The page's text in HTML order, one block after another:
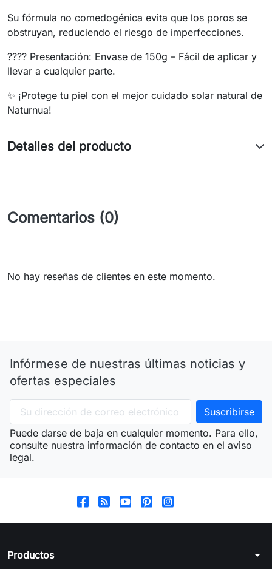
Su fórmula no comedogénica evita que los poros se
obstruyan, reduciendo el riesgo de imperfecciones.
???? Presentación: Envase de 150g – Fácil de aplicar y
llevar a cualquier parte.
✨ ¡Protege tu piel con el mejor cuidado solar natural de
Naturnua!
Detalles del producto
Comentarios (0)
No hay reseñas de clientes en este momento.
Infórmese de nuestras últimas noticias y
ofertas especiales
Puede darse de baja en cualquier momento. Para ello,
consulte nuestra información de contacto en el aviso
legal.
Productos arrow_drop_down